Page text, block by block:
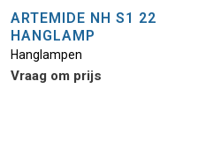
ARTEMIDE NH S1 22
HANGLAMP
Hanglampen
Vraag om prijs